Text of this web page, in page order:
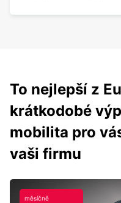
To nejlepší z
krátkodobé
mobilita pro
vaši firmu
měsíčně